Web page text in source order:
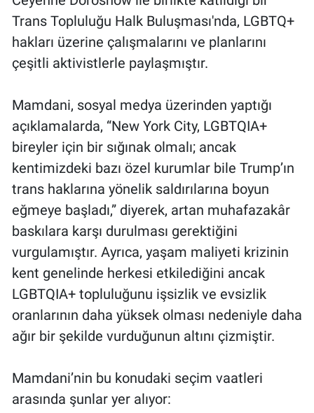
Trans Topluluğu Halk Buluşması'nda, LGBTQ+
hakları üzerine çalışmalarını ve planlarını
çeşitli aktivistlerle paylaşmıştır.
Mamdani, sosyal medya üzerinden yaptığı
açıklamalarda, “New York City, LGBTQIA+
bireyler için bir sığınak olmalı; ancak
kentimizdeki bazı özel kurumlar bile Trump’ın
trans haklarına yönelik saldırılarına boyun
eğmeye başladı,” diyerek, artan muhafazakâr
baskılara karşı durulması gerektiğini
vurgulamıştır. Ayrıca, yaşam maliyeti krizinin
kent genelinde herkesi etkilediğini ancak
LGBTQIA+ topluluğunu işsizlik ve evsizlik
oranlarının daha yüksek olması nedeniyle daha
ağır bir şekilde vurduğunun altını çizmiştir.
Mamdani’nin bu konudaki seçim vaatleri
arasında şunlar yer alıyor: